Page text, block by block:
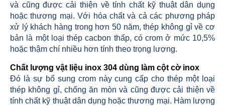
và cũng được cải thiện về tính chất kỹ thuật dân dụng
hoặc thương mại. Với hóa chất và cả các phương pháp
xử lý khách hàng trong hơn 50 năm, thép không gỉ về cơ
bản là một loại thép cacbon thấp, có crom ở mức 10,5%
hoặc thậm chí nhiều hơn tính theo trọng lượng.
Chất lượng vật liệu inox 304 dùng làm cột cờ inox
Đó là sự bổ sung crom này cung cấp cho thép một loại
thép không gỉ, chống ăn mòn và cũng được cải thiện về
tính chất kỹ thuật dân dụng hoặc thương mại. Hàm lượng